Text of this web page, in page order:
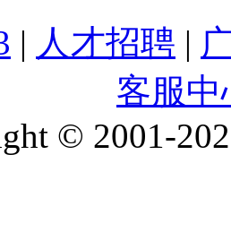
| 人才招聘 |
客服中
© 2001-